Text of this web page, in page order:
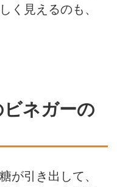
く見えるのも、
ネガーの
が引き出して、